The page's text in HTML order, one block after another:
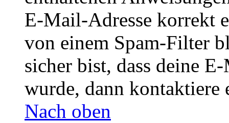
E-Mail-Adresse korrekt
von einem Spam-Filter
sicher bist, dass deine
wurde, dann kontaktiere
Nach oben